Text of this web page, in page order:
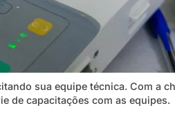
sua equipe técnica. Com a
de capacitações com as equipes.